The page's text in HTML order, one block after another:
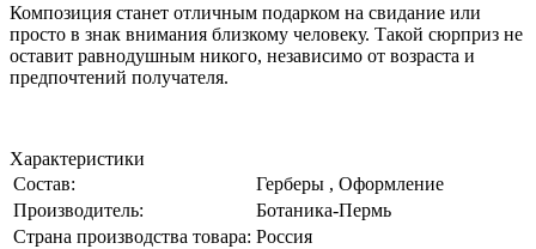
Композиция станет отличным подарком на свидание или
просто в знак внимания близкому человеку. Такой сюрприз не
оставит равнодушным никого, независимо от возраста и
предпочтений получателя.
Характеристики
Состав:
Герберы , Оформление
Производитель:
Ботаника-Пермь
Страна производства товара: Россия